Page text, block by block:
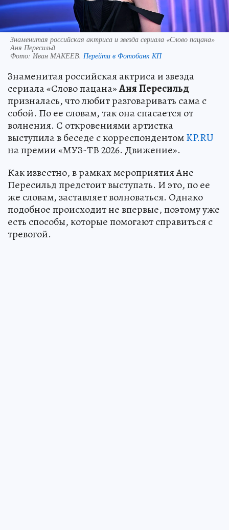
Знаменитая российская актриса и звезда сериала «Слово пацана»
Аня Пересильд
Фото: Иван МАКЕЕВ. Перейти в Фотобанк КП
Знаменитая российская актриса и звезда
сериала «Слово пацана»АняПересильд
призналась, что любит разговаривать сама с
собой. По ее словам, так она спасается от
волнения. С откровениями артистка
выступила в беседе с корреспондентомKP.RU
на премии «МУЗ-ТВ 2026. Движение».
Как известно, в рамках мероприятия Ане
Пересильд предстоит выступать. И это, по ее
же словам, заставляет волноваться. Однако
подобное происходит не впервые, поэтому уже
есть способы, которые помогают справиться с
тревогой.